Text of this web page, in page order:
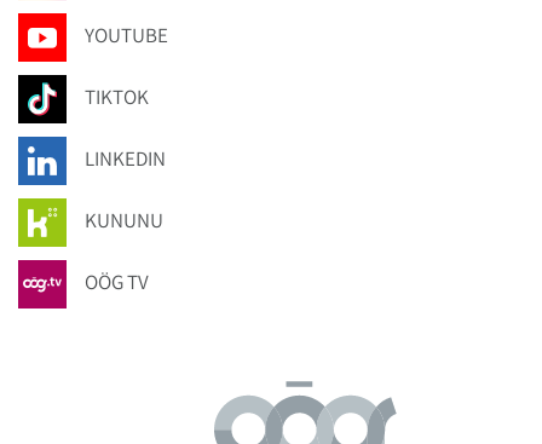
YOUTUBE
TIKTOK
LINKEDIN
KUNUNU
OÖG TV